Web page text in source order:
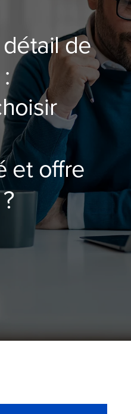
de
et offre